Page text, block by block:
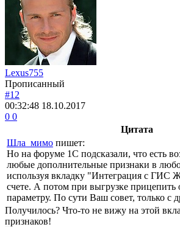
Lexus755
Прописанный
#12
00:32:48 18.10.2017
0 0
Цитата
Шла_мимо пишет:
Но на форуме 1С подсказали, что есть
любые дополнительные признаки в
используя вкладку "Интеграция с ГИС
счете. А потом при выгрузке прицепить
параметру. По сути Ваш совет, только с
Получилось? Что-то не вижу на этой
признаков!